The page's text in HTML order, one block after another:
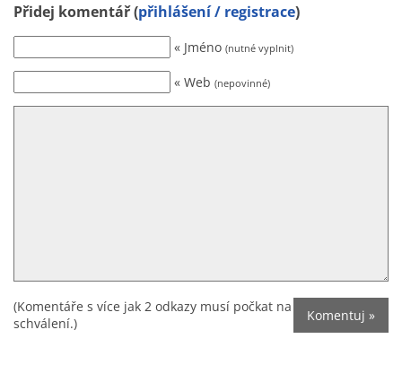
Přidej komentář (přihlášení / registrace)
« Jméno (nutné vyplnit)
« Web (nepovinné)
(Komentáře s více jak 2 odkazy musí počkat na
schválení.)